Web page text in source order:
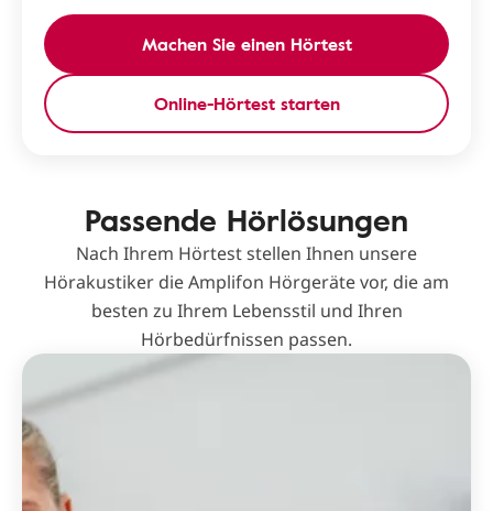
Machen Sie einen Hörtest
Online-Hörtest starten
Passende Hörlösungen
Nach Ihrem Hörtest stellen Ihnen unsere
Hörakustiker die Amplifon Hörgeräte vor, die am
besten zu Ihrem Lebensstil und Ihren
Hörbedürfnissen passen.